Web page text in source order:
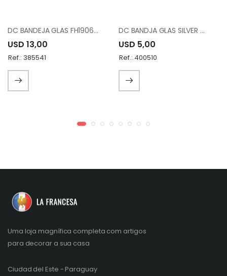
DC BANDEJA GLAS FH190690L DARK-GOLD
USD 13,00
Ref.: 385541
DC BANDJA GLAS SILVER METAL FH190912S-SL
USD 5,00
Ref.: 400510
Uma loja magnífica completa com artigos
para decorar a sua casa
Ciudad del Este - Paraguay